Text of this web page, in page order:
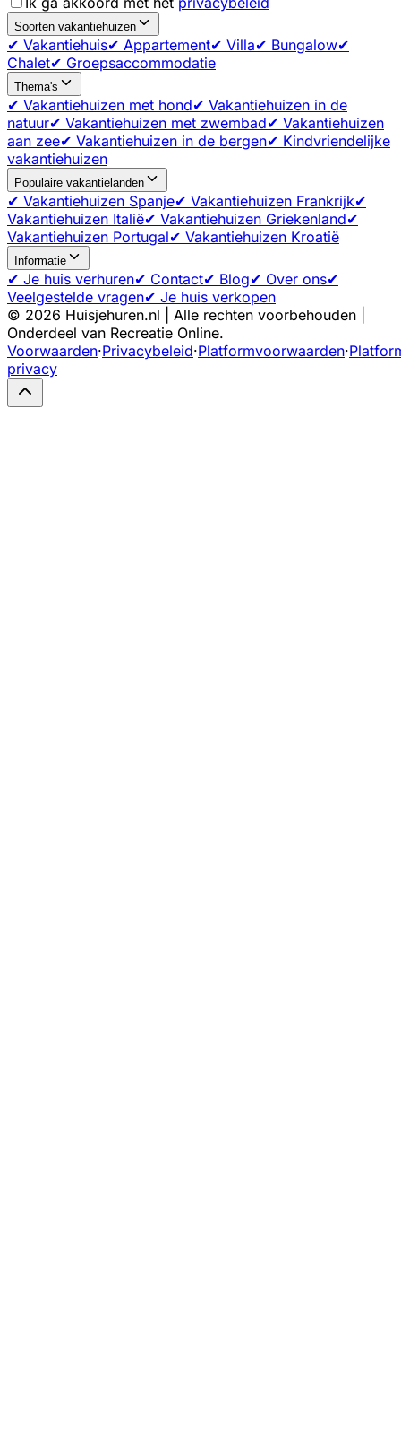
Soorten vakantiehuizen
✔ Vakantiehuis✔ Appartement✔ Villa✔ Bungalow✔
Chalet✔ Groepsaccommodatie
Thema's
✔ Vakantiehuizen met hond✔ Vakantiehuizen in de
natuur✔ Vakantiehuizen met zwembad✔ Vakantiehuizen
aan zee✔ Vakantiehuizen in de bergen✔ Kindvriendelijke
vakantiehuizen
Populaire vakantielanden
✔ Vakantiehuizen Spanje✔ Vakantiehuizen Frankrijk✔
Vakantiehuizen Italië✔ Vakantiehuizen Griekenland✔
Vakantiehuizen Portugal✔ Vakantiehuizen Kroatië
Informatie
✔ Je huis verhuren✔ Contact✔ Blog✔ Over ons✔
Veelgestelde vragen✔ Je huis verkopen
© 2026 Huisjehuren.nl | Alle rechten voorbehouden |
Onderdeel van Recreatie Online.
Voorwaarden·Privacybeleid·Platformvoorwaarden·
privacy